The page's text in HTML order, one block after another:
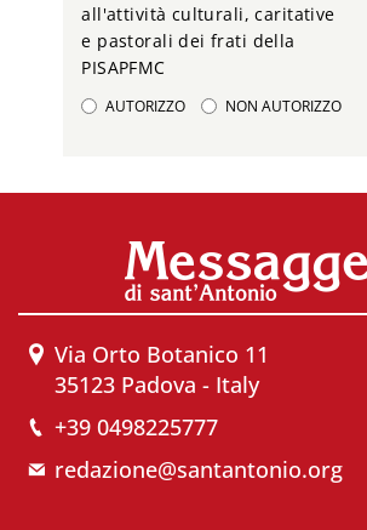
all'attività culturali, caritative
e pastorali dei frati della
PISAPFMC
AUTORIZZO NON AUTORIZZO
Via Orto Botanico 11
35123 Padova - Italy
+39 0498225777
redazione@santantonio.org